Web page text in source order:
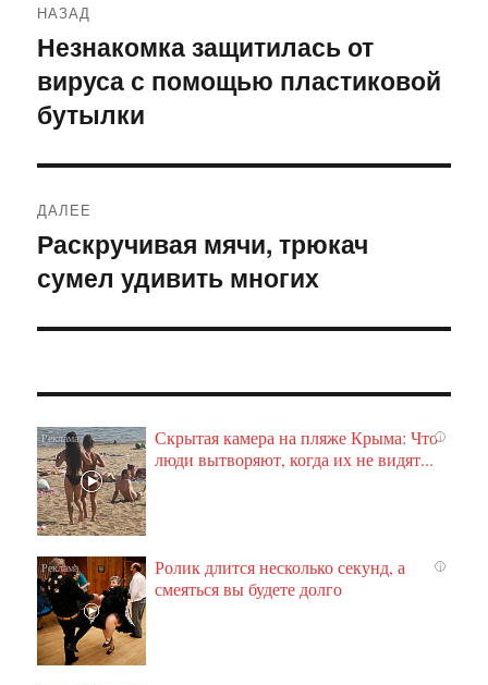
по
записям
НАЗАД
Предыдущая
запись:
Незнакомка защитилась от
вируса с помощью пластиковой
бутылки
ДАЛЕЕ
Следующая
запись:
Раскручивая мячи, трюкач
сумел удивить многих
i
Скрытая камера на пляже Крыма: Что
люди вытворяют, когда их не видят...
i
Ролик длится несколько секунд, а
смеяться вы будете долго